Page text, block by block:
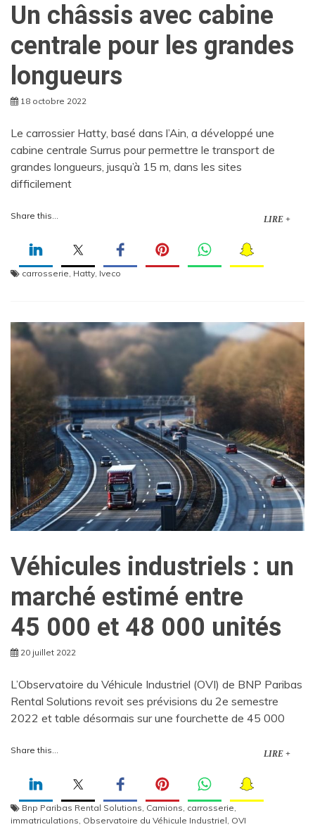
Un châssis avec cabine
centrale pour les grandes
longueurs
18 octobre 2022
Le carrossier Hatty, basé dans l’Ain, a développé une
cabine centrale Surrus pour permettre le transport de
grandes longueurs, jusqu’à 15 m, dans les sites
difficilement
Share this... LIRE +
carrosserie, Hatty, Iveco
Véhicules industriels : un
marché estimé entre
45 000 et 48 000 unités
20 juillet 2022
L’Observatoire du Véhicule Industriel (OVI) de BNP Paribas
Rental Solutions revoit ses prévisions du 2e semestre
2022 et table désormais sur une fourchette de 45 000
Share this... LIRE +
Bnp Paribas Rental Solutions, Camions, carrosserie,
immatriculations, Observatoire du Véhicule Industriel, OVI